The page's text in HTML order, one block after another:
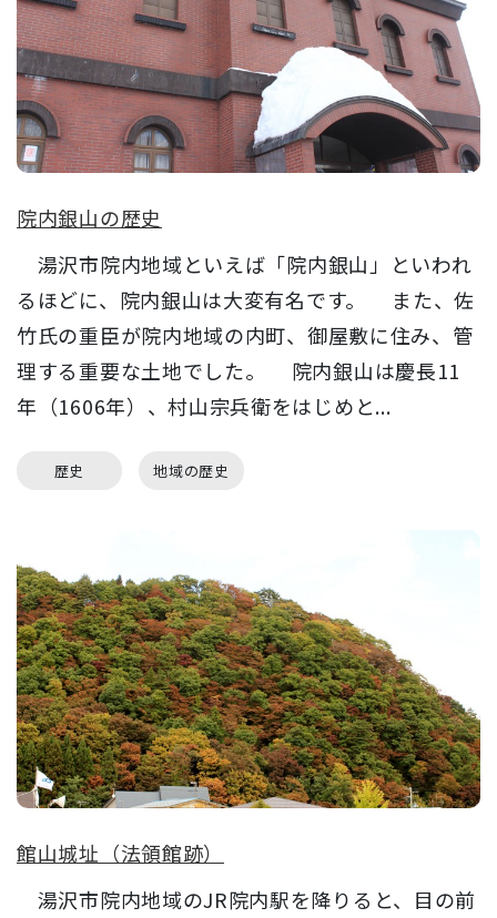
院内銀山の歴史
湯沢市院内地域といえば「院内銀山」といわれ
るほどに、院内銀山は大変有名です。 また、佐
竹氏の重臣が院内地域の内町、御屋敷に住み、管
理する重要な土地でした。 院内銀山は慶長11
年（1606年）、村山宗兵衛をはじめと...
歴史 地域の歴史
館山城址（法領館跡）
湯沢市院内地域のJR院内駅を降りると、目の前